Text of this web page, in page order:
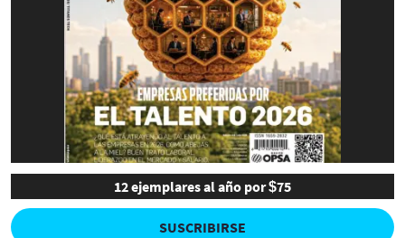
12 ejemplares al año por $75
SUSCRIBIRSE